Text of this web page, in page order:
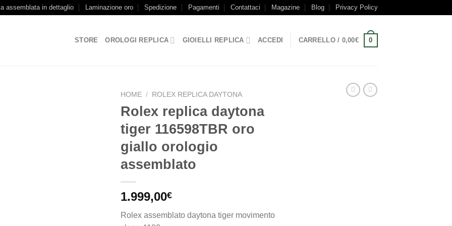
assemblata in dettaglio Laminazione oro Spedizione Pagamenti Contattaci Magazine Blog Privacy Policy
STORE OROLOGI REPLICA GIOIELLI REPLICA ACCEDI CARRELLO / 0,00€ 0
HOME / ROLEX REPLICA DAYTONA
Rolex replica daytona
tiger 116598TBR oro
giallo orologio
assemblato
1.999,00€
Rolex assemblato daytona tiger movimento